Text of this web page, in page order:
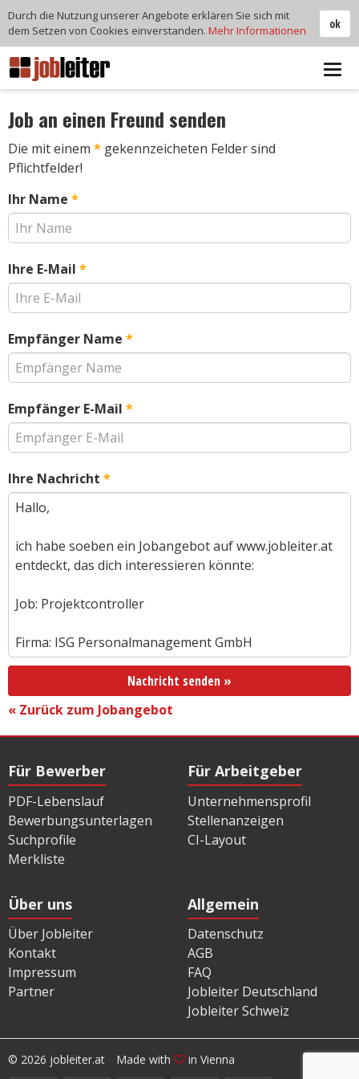
Job an einen Freund senden
Die mit einem * gekennzeicheten Felder sind
Pflichtfelder!
Ihr Name *
Ihre E-Mail *
Empfänger Name *
Empfänger E-Mail *
Ihre Nachricht *
Nachricht senden »
« Zurück zum Jobangebot
Für Bewerber
PDF-Lebenslauf
Bewerbungsunterlagen
Suchprofile
Merkliste
Für Arbeitgeber
Unternehmensprofil
Stellenanzeigen
CI-Layout
Über uns
Über Jobleiter
Kontakt
Impressum
Partner
Allgemein
Datenschutz
AGB
FAQ
Jobleiter Deutschland
Jobleiter Schweiz
© 2026 jobleiter.at Made with in Vienna
ok
Durch die Nutzung unserer Angebote erklären Sie sich mit
dem Setzen von Cookies einverstanden. Mehr Informationen